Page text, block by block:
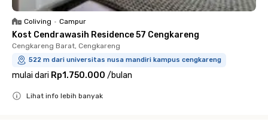
Coliving • Campur
Kost Cendrawasih Residence 57 Cengkareng
Cengkareng Barat, Cengkareng
522 m dari universitas nusa mandiri kampus cengkareng
mulai dari Rp1.750.000 /bulan
Lihat info lebih banyak